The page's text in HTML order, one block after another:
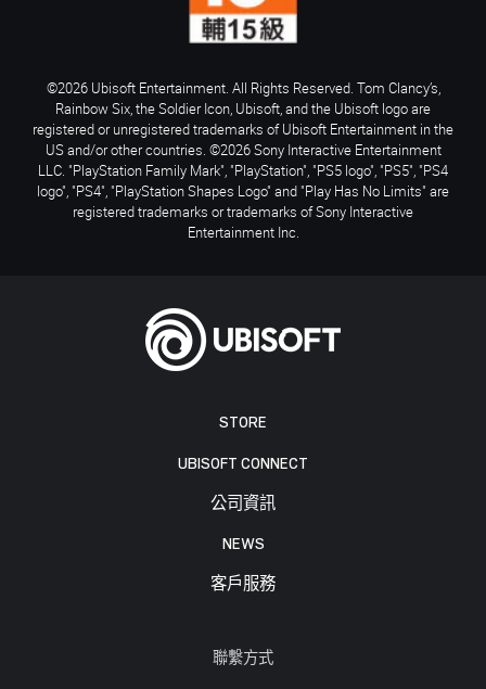
STORE
UBISOFT CONNECT
公司資訊
NEWS
客戶服務
聯繫方式
©2026 Ubisoft Entertainment. All Rights Reserved. Tom Clancy’s,
Rainbow Six, the Soldier Icon, Ubisoft, and the Ubisoft logo are
registered or unregistered trademarks of Ubisoft Entertainment in the
US and/or other countries. ©2026 Sony Interactive Entertainment
LLC. "PlayStation Family Mark", "PlayStation", "PS5 logo", "PS5", "PS4
logo", "PS4", "PlayStation Shapes Logo" and "Play Has No Limits" are
registered trademarks or trademarks of Sony Interactive
Entertainment Inc.